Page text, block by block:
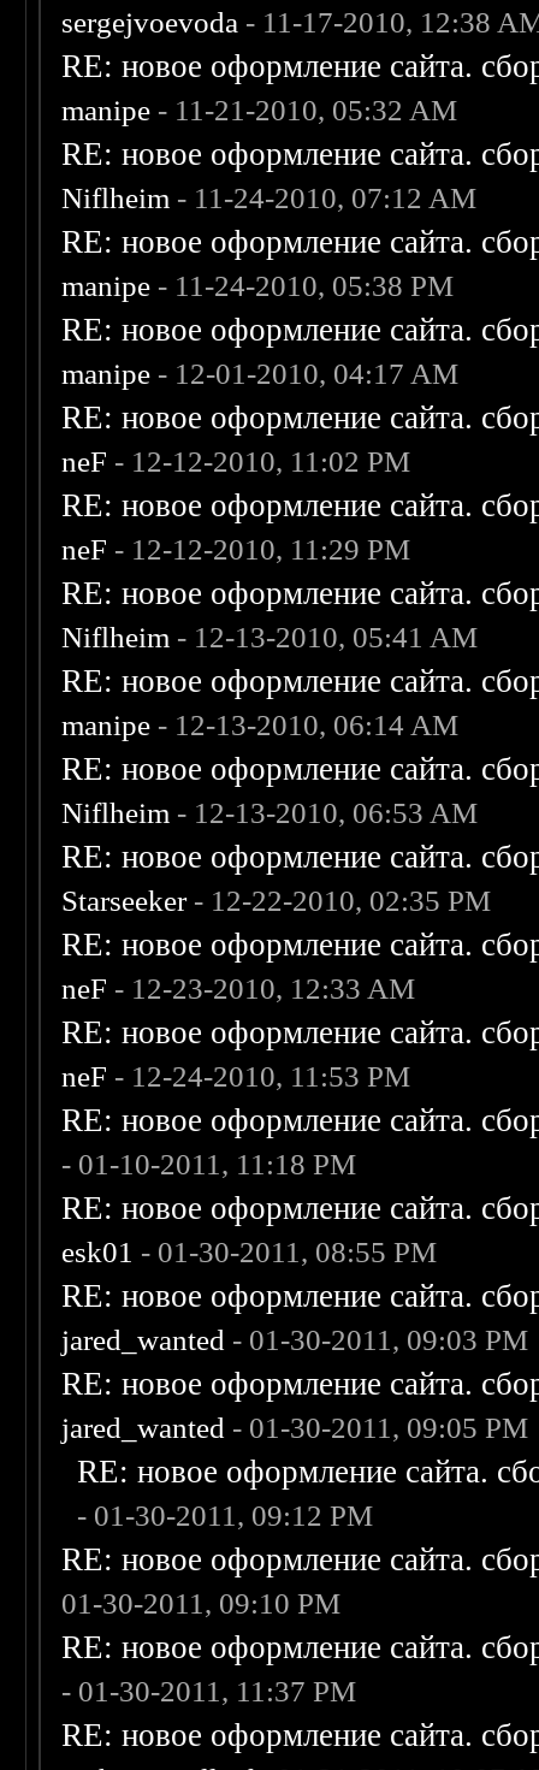
sergejvoevoda - 11-17-2010, 12:38
RE: новое оформление сайта.
manipe - 11-21-2010, 05:32 AM
RE: новое оформление сайта.
Niflheim - 11-24-2010, 07:12 AM
RE: новое оформление сайта.
manipe - 11-24-2010, 05:38 PM
RE: новое оформление сайта.
manipe - 12-01-2010, 04:17 AM
RE: новое оформление сайта.
neF - 12-12-2010, 11:02 PM
RE: новое оформление сайта.
neF - 12-12-2010, 11:29 PM
RE: новое оформление сайта.
Niflheim - 12-13-2010, 05:41 AM
RE: новое оформление сайта.
manipe - 12-13-2010, 06:14 AM
RE: новое оформление сайта.
Niflheim - 12-13-2010, 06:53 AM
RE: новое оформление сайта.
Starseeker- 12-22-2010, 02:35 PM
RE: новое оформление сайта.
neF - 12-23-2010, 12:33 AM
RE: новое оформление сайта.
neF - 12-24-2010, 11:53 PM
RE: новое оформление сайта.
- 01-10-2011, 11:18 PM
RE: новое оформление сайта.
esk01 - 01-30-2011, 08:55 PM
RE: новое оформление сайта.
jared_wanted - 01-30-2011, 09:03 PM
RE: новое оформление сайта.
jared_wanted - 01-30-2011, 09:05 PM
RE: новое оформление сайта.
- 01-30-2011, 09:12 PM
RE: новое оформление сайта.
01-30-2011, 09:10 PM
RE: новое оформление сайта.
- 01-30-2011, 11:37 PM
RE: новое оформление сайта.